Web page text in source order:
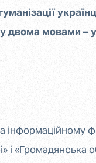
двома мовами –
інформаційному
і «Громадянська